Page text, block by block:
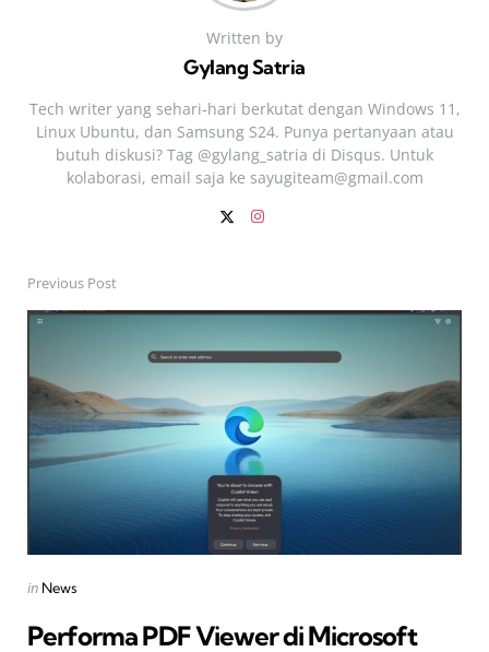
Written by
Gylang Satria
Tech writer yang sehari‑hari berkutat dengan Windows 11,
Linux Ubuntu, dan Samsung S24. Punya pertanyaan atau
butuh diskusi? Tag @gylang_satria di Disqus. Untuk
kolaborasi, email saja ke sayugiteam@gmail.com
Post
navigation
Previous Post
Posted
in News
Performa PDF Viewer di Microsoft